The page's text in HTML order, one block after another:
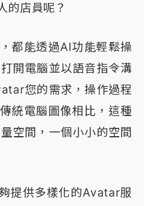
的店員呢？
都能透過AI功能輕鬆操
開電腦並以語音指令溝
您的需求，操作過程
統電腦圖像相比，這種
空間，一個小小的空間
提供多樣化的Avatar服